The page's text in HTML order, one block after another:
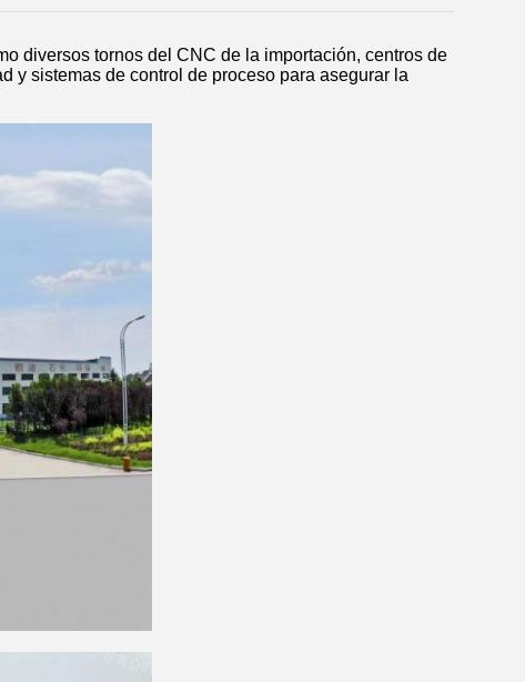
diversos tornos del CNC de la importación, centros de
y sistemas de control de proceso para asegurar la